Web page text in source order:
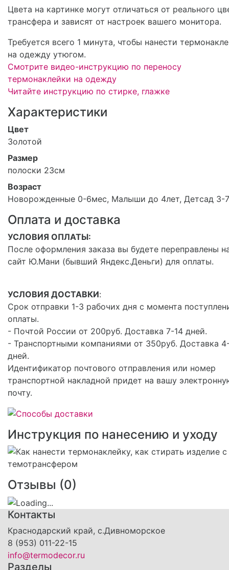
Цвета на картинке могут отличаться от реального
трансфера и зависят от настроек вашего монитора.
Требуется всего 1 минута, чтобы нанести
на одежду утюгом.
Смотрите видео-инструкцию по переносу
термонаклейки на одежду
Читайте инструкцию по стирке, глажке
Характеристики
Цвет
Золотой
Размер
полоски 23см
Возраст
Новорожденные 0-6мес, Малыши до 4лет, Детсад 3-
Оплата и доставка
УСЛОВИЯ ОПЛАТЫ:
После оформления заказа вы будете переправлены
сайт Ю.Мани (бывший Яндекс.Деньги) для оплаты.
УСЛОВИЯ ДОСТАВКИ:
Срок отправки 1-3 рабочих дня с момента
оплаты.
- Почтой России от 200руб. Доставка 7-14 дней.
- Транспортными компаниями от 350руб. Доставка
дней.
Идентификатор почтового отправления или номер
транспортной накладной придет на вашу
почту.
Инструкция по нанесению и уходу
Отзывы (0)
Контакты
Краснодарский край, с.Дивноморское
8 (953) 011-22-15
info@termodecor.ru
Разделы